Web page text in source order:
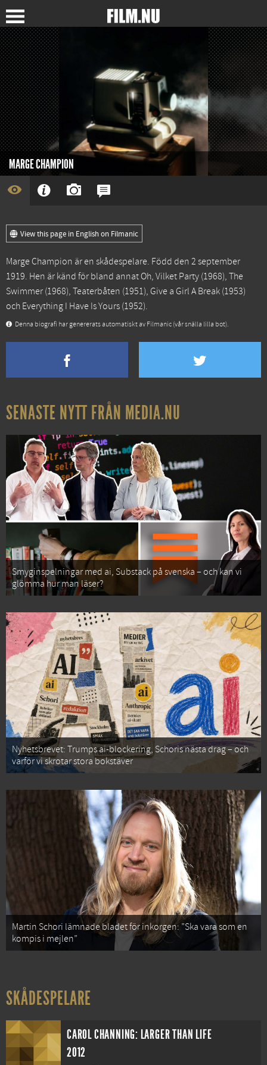
MARGE CHAMPION
View this page in English on Filmanic
Marge Champion är en skådespelare. Född den 2 september
1919. Hen är känd för bland annatOh, Vilket Party (1968), The
Swimmer (1968), Teaterbåten (1951), Give a Girl A Break (1953)
och Everything I Have Is Yours (1952).
Denna biografi har genererats automatiskt av Filmanic (vår snälla lilla bot).
SENASTE NYTT FRÅN MEDIA.NU
Smyginspelningar med ai, Substack på svenska – och kan vi
glömma hur man läser?
Nyhetsbrevet: Trumps ai-blockering, Schoris nästa drag – och
varför vi skrotar stora bokstäver
Martin Schori lämnade bladet för inkorgen: ”Ska vara som en
kompis i mejlen”
SKÅDESPELARE
CAROL CHANNING: LARGER THAN LIFE
2012